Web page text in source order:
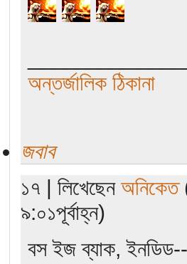
অন্তর্জালিক ঠিকানা
জবাব
১৭ | লিখেছেন অনিকেত
৯:০১পূর্বাহ্ন)
বস ইজ ব্যাক,